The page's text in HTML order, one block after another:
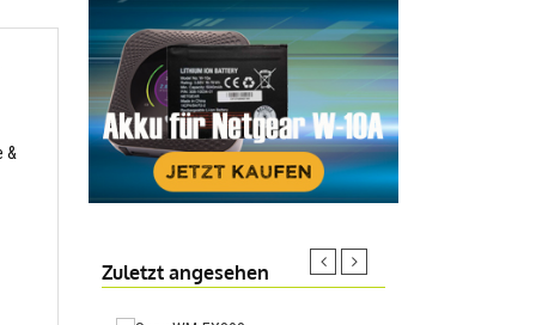
&
Zuletzt angesehen